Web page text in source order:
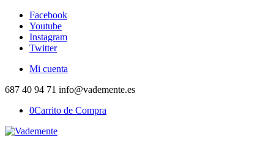
Facebook
Youtube
Instagram
Twitter
Mi cuenta
687 40 94 71 info@vademente.es
0Carrito de Compra